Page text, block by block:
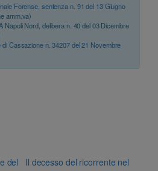
Forense, sentenza n. 91 del 13 Giugno
amm.va)
Napoli Nord, delibera n. 40 del 03 Dicembre
di Cassazione n. 34207 del 21 Novembre
del
Il decesso del ricorrente nel